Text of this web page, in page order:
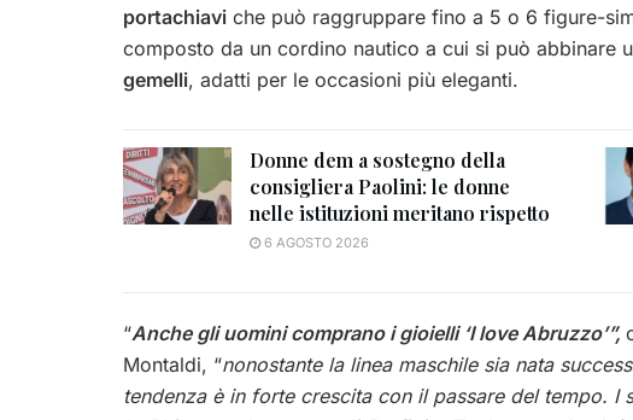
portachiavi che può raggruppare fino a 5 o 6 figure-
composto da un cordino nautico a cui si può abbinare
gemelli, adatti per le occasioni più eleganti.
Donne dem a sostegno della
consigliera Paolini: le donne
nelle istituzioni meritano rispetto
6 AGOSTO 2026
“Anche gli uomini comprano i gioielli ‘I love Abruzzo’”,
Montaldi, “nonostante la linea maschile sia nata
tendenza è in forte crescita con il passare del tempo.